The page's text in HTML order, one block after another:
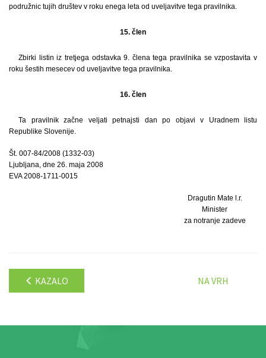
podružnic tujih društev v roku enega leta od uveljavitve tega pravilnika.
15. člen
Zbirki listin iz tretjega odstavka 9. člena tega pravilnika se vzpostavita v
roku šestih mesecev od uveljavitve tega pravilnika.
16. člen
Ta pravilnik začne veljati petnajsti dan po objavi v Uradnem listu
Republike Slovenije.
Št. 007-84/2008 (1332-03)
Ljubljana, dne 26. maja 2008
EVA 2008-1711-0015
Dragutin Mate l.r.
Minister
za notranje zadeve
KAZALO NA VRH